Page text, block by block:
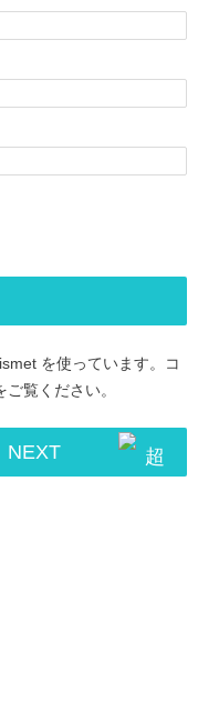
を使っています。
コ
ご覧ください。
NEXT